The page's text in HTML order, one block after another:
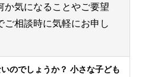
か気になることやご要望
ご相談時に気軽にお申し
のでしょうか？ 小さな子ども